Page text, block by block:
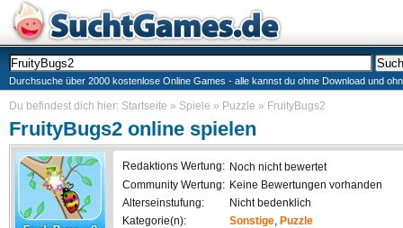
Durchsuche über 2000 kostenlose Online Games - alle kannst du ohne Download und
Du befindest dich hier: Startseite » Spiele » Puzzle » FruityBugs2
FruityBugs2 online spielen
Redaktions Wertung: Noch nicht bewertet
Community Wertung: Keine Bewertungen vorhanden
Alterseinstufung:
Nicht bedenklich
Kategorie(n):
Sonstige, Puzzle